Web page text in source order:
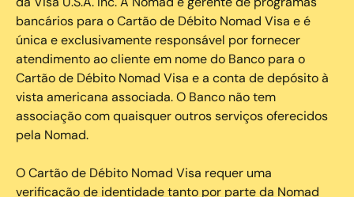
bancários para o Cartão de Débito Nomad Visa e é
única e exclusivamente responsável por fornecer
atendimento ao cliente em nome do Banco para o
Cartão de Débito Nomad Visa e a conta de depósito à
vista americana associada. O Banco não tem
associação com quaisquer outros serviços oferecidos
pela Nomad.
O Cartão de Débito Nomad Visa requer uma
verificação de identidade tanto por parte da Nomad